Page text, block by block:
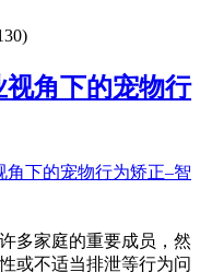
角下的宠物行
多家庭的重要成员，然
或不适当排泄等行为问